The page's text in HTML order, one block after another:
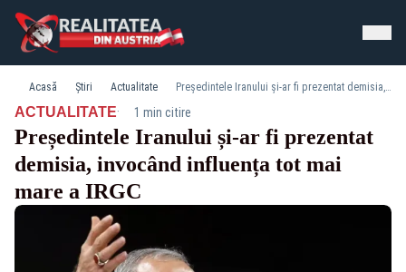
Acasă Știri Actualitate Președintele Iranului și-ar fi prezentat demisia, invocând influența tot mai mare a IRGC
ACTUALITATE· 1 min citire
Președintele Iranului și-ar fi prezentat
demisia, invocând influența tot mai
mare a IRGC